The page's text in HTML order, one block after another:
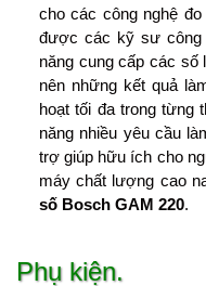
cho các công nghệ
được các kỹ sư
năng cung cấp các
nên những kết quả
hoạt tối đa trong từng
năng nhiều yêu cầu
trợ giúp hữu ích cho
máy chất lượng cao
số Bosch GAM 220.
Phụ kiện.